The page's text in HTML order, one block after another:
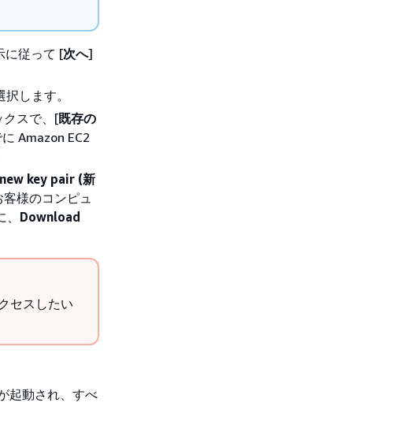
に従って [次へ]
します。
クスで、[既存の
Amazon EC2
key pair (新
様のコンピュ
Download
セスしたい
起動され、すべ